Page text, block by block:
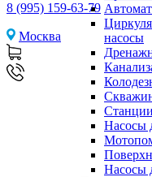
8 (995) 159-63-79
Москва
насосы
Насосы
Насосы